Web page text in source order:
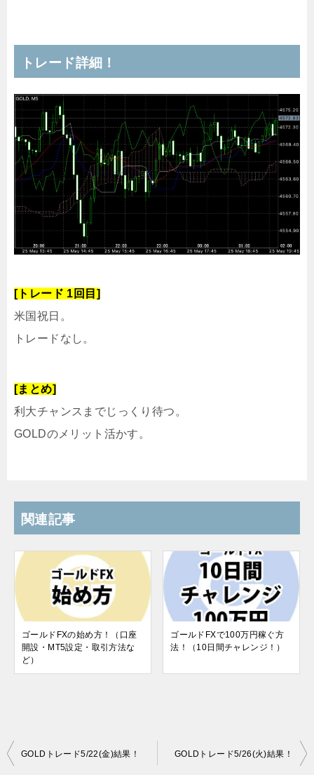
トレード詳細！
[トレード 1回目]
米国祝日。
トレードなし。
[まとめ]
利大チャンスまでじっくり待つ。
GOLDのメリット活かす。
関連記事
ゴールドFXの始め方！（口座
開設・MT5設定・取引方法な
ど）
ゴールドFXで100万円稼ぐ方
法！（10日間チャレンジ！）
投
GOLDトレード5/22(金)結果！ GOLDトレード5/26(火)結果！